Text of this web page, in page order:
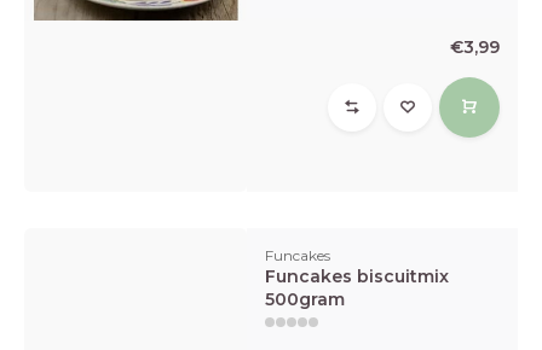
€3,99
Funcakes
Funcakes biscuitmix
500gram